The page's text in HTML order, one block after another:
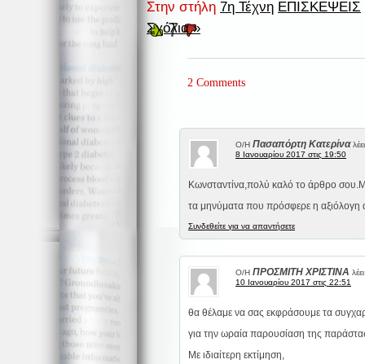
Στην στήλη 7η Τέχνη ΕΠΙΣΚΕΨΕΙΣ
Σχόλια »
7
2 Comments
Ο/Η Πασαπόρτη Κατερίνα
8 Ιανουαρίου 2017 στις 19:50
Κωνσταντίνα,πολύ καλό το άρθρο
τα μηνύματα που πρόσφερε η
Συνδεθείτε για να απαντήσετε
Ο/Η ΠΡΟΣΜΙΤΗ ΧΡΙΣΤΙΝΑ
10 Ιανουαρίου 2017 στις 22:51
θα θέλαμε να σας εκφράσουμε τα
για την ωραία παρουσίαση της
Με ιδιαίτερη εκτίμηση,